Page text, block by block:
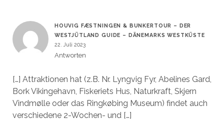
HOUVIG FÆSTNINGEN & BUNKERTOUR – DER
WESTJÜTLAND GUIDE – DÄNEMARKS WESTKÜSTE
22. Juli 2023
Antworten
[…] Attraktionen hat (z.B. Nr. Lyngvig Fyr, Abelines Gard,
Bork Vikingehavn, Fiskeriets Hus, Naturkraft, Skjern
Vindmølle oder das Ringkøbing Museum) findet auch
verschiedene 2-Wochen- und […]